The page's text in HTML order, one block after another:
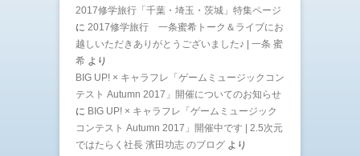
2017修学旅行「千葉・埼玉・茨城」特集ページ
に 2017修学旅行 一条蜜希トーク＆ライブにお
越しいただきありがとうございました♪ | 一条 蜜
希 より
BIG UP! × キャラフレ「ゲームミュージックコン
テスト Autumn 2017」開催についてのお知らせ
に BIG UP! × キャラフレ「ゲームミュージック
コンテスト Autumn 2017」開催中です | 2.5次元
ではたらく社長 濱田功志 のブログ より